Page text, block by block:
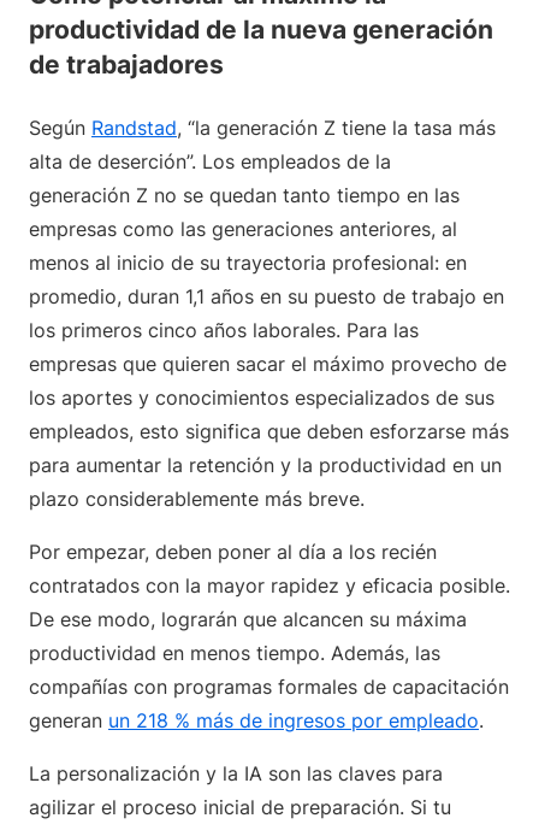
productividad de la nueva generación
de trabajadores
Según Randstad, “la generación Z tiene la tasa más
alta de deserción”. Los empleados de la
generación Z no se quedan tanto tiempo en las
empresas como las generaciones anteriores, al
menos al inicio de su trayectoria profesional: en
promedio, duran 1,1 años en su puesto de trabajo en
los primeros cinco años laborales. Para las
empresas que quieren sacar el máximo provecho de
los aportes y conocimientos especializados de sus
empleados, esto significa que deben esforzarse más
para aumentar la retención y la productividad en un
plazo considerablemente más breve.
Por empezar, deben poner al día a los recién
contratados con la mayor rapidez y eficacia posible.
De ese modo, lograrán que alcancen su máxima
productividad en menos tiempo. Además, las
compañías con programas formales de capacitación
generan un 218 % más de ingresos por empleado.
La personalización y la IA son las claves para
agilizar el proceso inicial de preparación. Si tu